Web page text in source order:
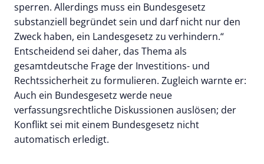
sperren. Allerdings muss ein Bundesgesetz
substanziell begründet sein und darf nicht nur den
Zweck haben, ein Landesgesetz zu verhindern.“
Entscheidend sei daher, das Thema als
gesamtdeutsche Frage der Investitions- und
Rechtssicherheit zu formulieren. Zugleich warnte er:
Auch ein Bundesgesetz werde neue
verfassungsrechtliche Diskussionen auslösen; der
Konflikt sei mit einem Bundesgesetz nicht
automatisch erledigt.